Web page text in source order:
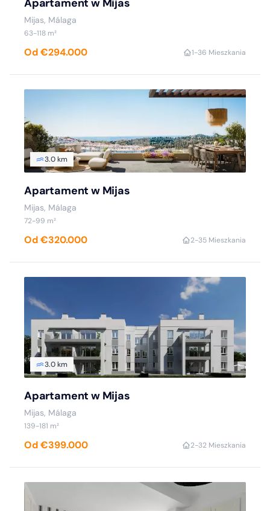
Mijas, Málaga
63-118 m²
Od €294.000 1-36 Mieszkania
3.0 km
Apartament w Mijas
Mijas, Málaga
72-99 m²
Od €320.000 2-35 Mieszkania
3.0 km
Apartament w Mijas
Mijas, Málaga
139-181 m²
Od €399.000 2-32 Mieszkania